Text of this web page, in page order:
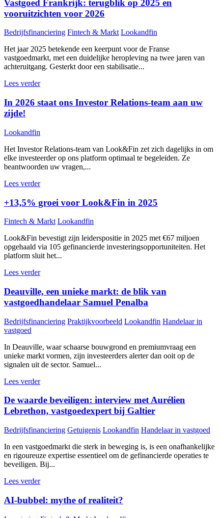
Vastgoed Frankrijk: terugblik op 2025 en
vooruitzichten voor 2026
Bedrijfsfinanciering Fintech & Markt Lookandfin
Het jaar 2025 betekende een keerpunt voor de Franse
vastgoedmarkt, met een duidelijke heropleving na twee jaren van
achteruitgang. Gesterkt door een stabilisatie...
Lees verder
In 2026 staat ons Investor Relations-team aan uw
zijde!
Lookandfin
Het Investor Relations-team van Look&Fin zet zich dagelijks in om
elke investeerder op ons platform optimaal te begeleiden. Ze
beantwoorden uw vragen,...
Lees verder
+13,5% groei voor Look&Fin in 2025
Fintech & Markt Lookandfin
Look&Fin bevestigt zijn leiderspositie in 2025 met €67 miljoen
opgehaald via 105 gefinancierde investeringsopportuniteiten. Het
platform sluit het...
Lees verder
Deauville, een unieke markt: de blik van
vastgoedhandelaar Samuel Penalba
Bedrijfsfinanciering Praktijkvoorbeeld Lookandfin Handelaar in
vastgoed
In Deauville, waar schaarse bouwgrond en premiumvraag een
unieke markt vormen, zijn investeerders alerter dan ooit op de
signalen uit de sector. Samuel...
Lees verder
De waarde beveiligen: interview met Aurélien
Lebrethon, vastgoedexpert bij Galtier
Bedrijfsfinanciering Getuigenis Lookandfin Handelaar in vastgoed
In een vastgoedmarkt die sterk in beweging is, is een onafhankelijke
en rigoureuze expertise essentieel om de gefinancierde operaties te
beveiligen. Bij...
Lees verder
AI-bubbel: mythe of realiteit?